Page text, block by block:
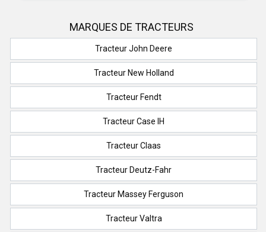
MARQUES DE TRACTEURS
Tracteur John Deere
Tracteur New Holland
Tracteur Fendt
Tracteur Case IH
Tracteur Claas
Tracteur Deutz-Fahr
Tracteur Massey Ferguson
Tracteur Valtra